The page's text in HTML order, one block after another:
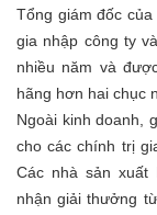
Tổng giám đốc của
gia nhập công ty
nhiều năm và
hãng hơn hai chục
Ngoài kinh doanh,
cho các chính trị
Các nhà sản xuất
nhận giải thưởng